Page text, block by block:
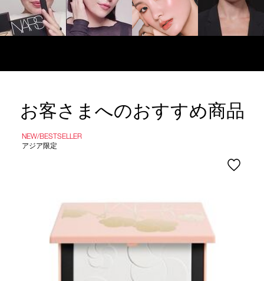
お客さまへのおすすめ商品
NEW/BESTSELLER
アジア限定